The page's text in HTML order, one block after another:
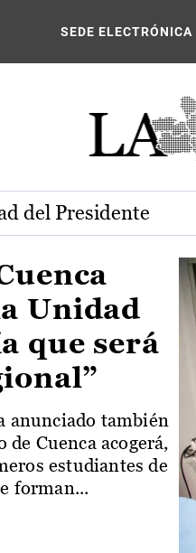
Castilla-
SEDE ELECTRÓNICA
del Presidente
Unidad
que será
anunciado también
Cuenca acogerá,
estudiantes de
forman...